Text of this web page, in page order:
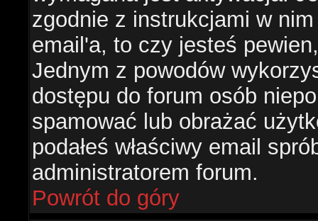
zgodnie z instrukcjami w
email'a, to czy jesteś
Jednym z powodów
dostępu do forum osób
spamować lub obrażać
podałeś właściwy email
administratorem forum.
Powrót do góry